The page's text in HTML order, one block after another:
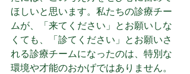
ほしいと思います。私たちの診療チー
ムが、「来てください」とお願いしな
くても、「診てください」とお願いさ
れる診療チームになったのは、特別な
環境や才能のおかげではありません。